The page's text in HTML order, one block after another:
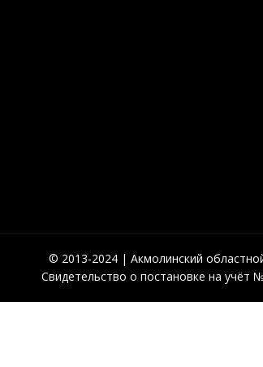
© 2013-2024 | Акмолинский
Свидетельство о постановке на учёт